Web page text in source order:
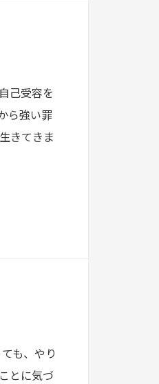
己受容を
ら強い罪
きてきま
、やり
とに気づ